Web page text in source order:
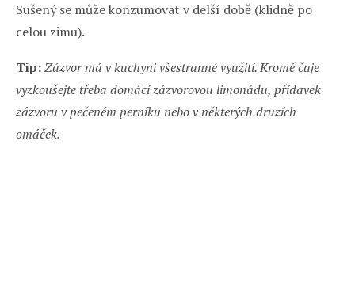
Sušený se může konzumovat v delší době (klidně po
celou zimu).
Tip:Zázvor má v kuchyni všestranné využití. Kromě čaje
vyzkoušejte třeba domácí zázvorovou limonádu, přídavek
zázvoru v pečeném perníku nebo v některých druzích
omáček.